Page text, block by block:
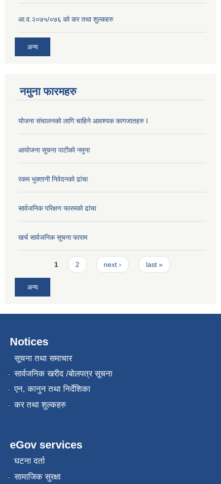
आ.व.२०७५/०७६ को कर तथा शुल्कहरु
अन्य
नमुना फारमहरु
योजना संचालनको लागि चाहिने आवश्यक कागजातहरु I
आयोजना सूचना पाटीको नमुना
रकम भुक्तानी निवेदनको ढांचा
सार्वजनिक परिक्षण फारमको ढांचा
खर्च सार्वजनिक सूचना फाराम
Pages1 2 next › last »
अन्य
Notices
सूचना तथा समाचार
सार्वजनिक खरीद /बोलपत्र सूचना
एन, कानुन तथा निर्देशिका
कर तथा शुल्कहरु
eGov services
घटना दर्ता
सामाजिक सुरक्षा